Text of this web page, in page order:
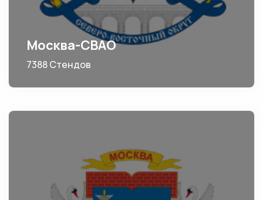
Москва-СВАО
7388 Стендов